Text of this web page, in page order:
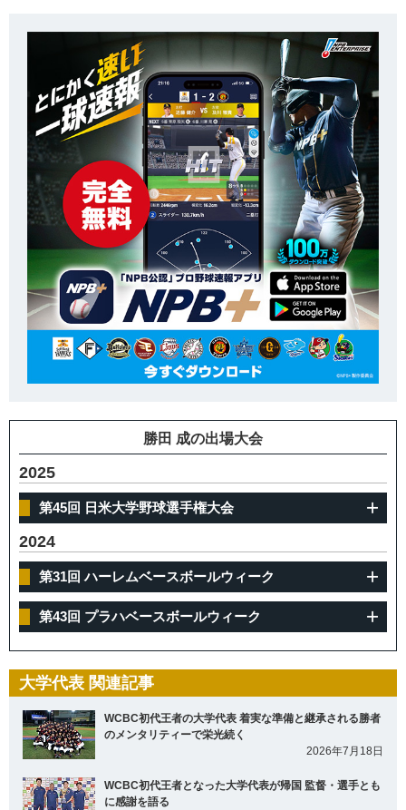
勝田 成の出場大会
2025
第45回 日米大学野球選手権大会
2024
第31回 ハーレムベースボールウィーク
第43回 プラハベースボールウィーク
大学代表 関連記事
WCBC初代王者の大学代表 着実な準備と継承される勝者
のメンタリティーで栄光続く
2026年7月18日
WCBC初代王者となった大学代表が帰国 監督・選手とも
に感謝を語る